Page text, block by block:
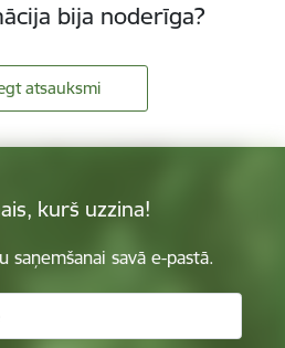
bija noderīga?
atsauksmi
kurš uzzina!
saņemšanai savā e-pastā.